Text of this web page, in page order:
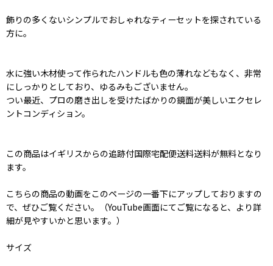
飾りの多くないシンプルでおしゃれなティーセットを探されている
方に。
水に強い木材使って作られたハンドルも色の薄れなどもなく、非常
にしっかりとしており、ゆるみもございません。
つい最近、プロの磨き出しを受けたばかりの鏡面が美しいエクセレ
ントコンディション。
この商品はイギリスからの追跡付国際宅配便送料送料が無料となり
ます。
こちらの商品の動画をこのページの一番下にアップしておりますの
で、ぜひご覧ください。（YouTube画面にてご覧になると、より詳
細が見やすいかと思います。）
サイズ